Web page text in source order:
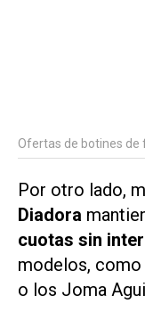
Ofertas de botines de
Por otro lado,
Diadora
cuotas sin
modelos, como
o los Joma